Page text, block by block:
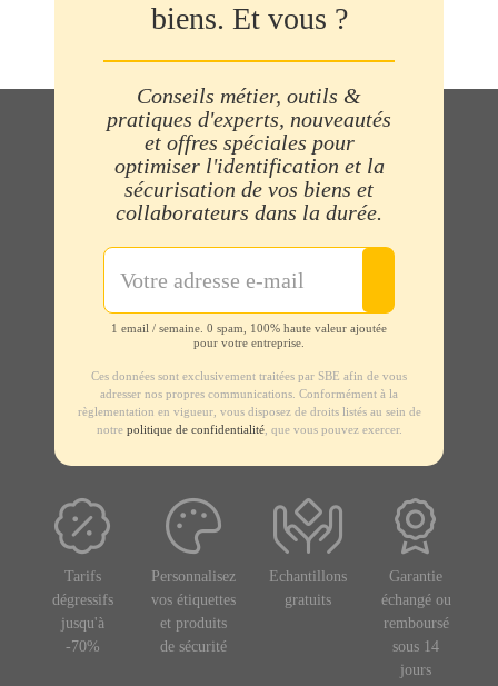
biens. Et vous ?
Conseils métier, outils &
pratiques d'experts, nouveautés
et offres spéciales pour
optimiser l'identification et la
sécurisation de vos biens et
collaborateurs dans la durée.
1 email / semaine. 0 spam, 100% haute valeur ajoutée
pour votre entreprise.
Ces données sont exclusivement traitées par SBE afin de vous
adresser nos propres communications. Conformément à la
règlementation en vigueur, vous disposez de droits listés au sein de
notre politique de confidentialité, que vous pouvez exercer.
Tarifs
dégressifs
jusqu'à
-70%
Personnalisez
vos étiquettes
et produits
de sécurité
Echantillons
gratuits
Garantie
échangé ou
remboursé
sous 14
jours